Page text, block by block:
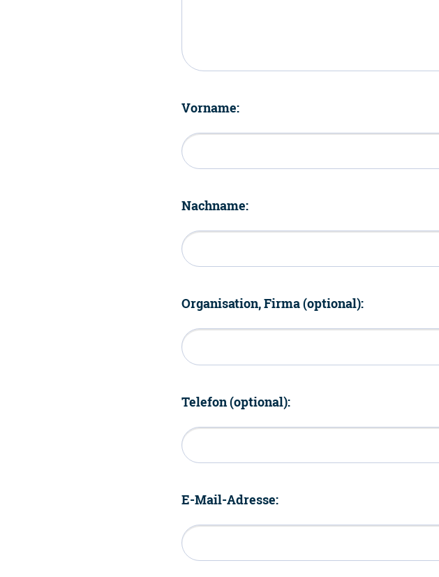
Vorname:
Nachname:
Organisation, Firma (optional):
Telefon (optional):
E-Mail-Adresse: